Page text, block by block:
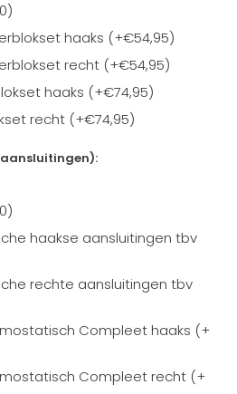
haaks (+€54,95)
recht (+€54,95)
haaks (+€74,95)
recht (+€74,95)
haakse aansluitingen tbv
rechte aansluitingen tbv
Compleet haaks (+
Compleet recht (+